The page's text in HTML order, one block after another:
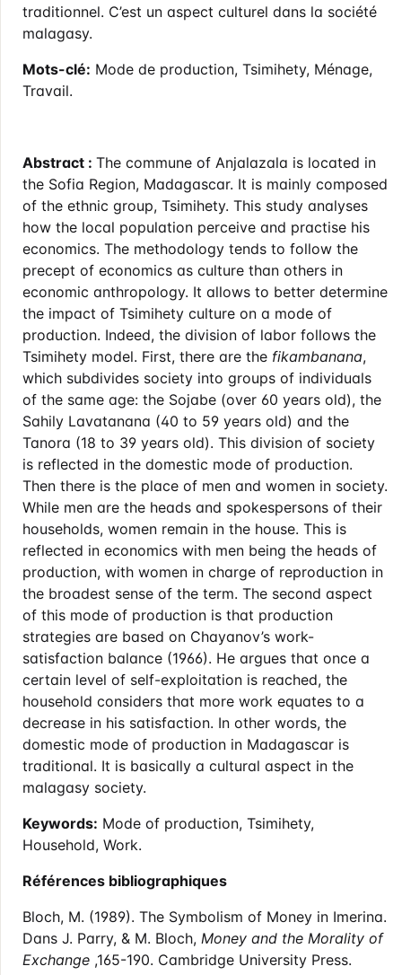
traditionnel. C’est un aspect culturel dans la société
malagasy.
Mots-clé: Mode de production, Tsimihety, Ménage,
Travail.
Abstract : The commune of Anjalazala is located in
the Sofia Region, Madagascar. It is mainly composed
of the ethnic group, Tsimihety. This study analyses
how the local population perceive and practise his
economics. The methodology tends to follow the
precept of economics as culture than others in
economic anthropology. It allows to better determine
the impact of Tsimihety culture on a mode of
production. Indeed, the division of labor follows the
Tsimihety model. First, there are the fikambanana,
which subdivides society into groups of individuals
of the same age: the Sojabe (over 60 years old), the
Sahily Lavatanana (40 to 59 years old) and the
Tanora (18 to 39 years old). This division of society
is reflected in the domestic mode of production.
Then there is the place of men and women in society.
While men are the heads and spokespersons of their
households, women remain in the house. This is
reflected in economics with men being the heads of
production, with women in charge of reproduction in
the broadest sense of the term. The second aspect
of this mode of production is that production
strategies are based on Chayanov’s work-
satisfaction balance (1966). He argues that once a
certain level of self-exploitation is reached, the
household considers that more work equates to a
decrease in his satisfaction. In other words, the
domestic mode of production in Madagascar is
traditional. It is basically a cultural aspect in the
malagasy society.
Keywords: Mode of production, Tsimihety,
Household, Work.
Références bibliographiques
Bloch, M. (1989). The Symbolism of Money in Imerina.
Dans J. Parry, & M. Bloch, Money and the Morality of
Exchange ,165-190. Cambridge University Press.